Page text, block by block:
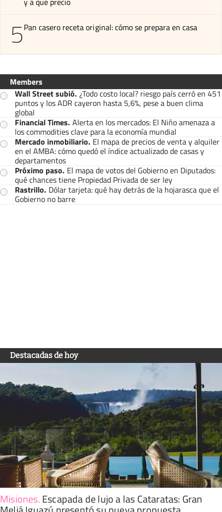
5Pan casero receta original: cómo se prepara en casa
Members
Wall Street subió. ¿Todo costo local? riesgo país cerró en 451
puntos y los ADR cayeron hasta 5,6%, pese a buen clima
global
Financial Times. Alerta en los mercados: El Niño amenaza a
los commodities clave para la economía mundial
Mercado inmobiliario. El mapa de precios de venta y alquiler
en el AMBA: cómo quedó el índice actualizado de casas y
departamentos
Próximo paso. El mapa de votos del Gobierno en Diputados:
qué chances tiene Propiedad Privada de ser ley
Rastrillo. Dólar tarjeta: qué hay detrás de la hojarasca que el
Gobierno no barre
Destacadas de hoy
Misiones.Escapada de lujo a las Cataratas: Gran